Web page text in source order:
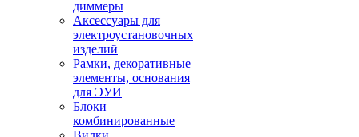
диммеры
Аксессуары для
электроустановочных
изделий
Рамки, декоративные
элементы, основания
для ЭУИ
Блоки
комбинированные